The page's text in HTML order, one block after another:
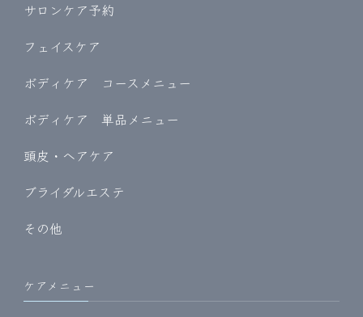
サロンケア予約
フェイスケア
ボディケア コースメニュー
ボディケア 単品メニュー
頭皮・ヘアケア
ブライダルエステ
その他
ケアメニュー